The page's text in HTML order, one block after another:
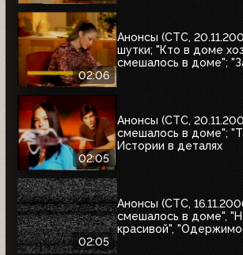
02:06
Анонсы (СТС,
шутки; "Кто в доме
смешалось в доме";
02:05
Анонсы (СТС,
смешалось в доме";
Истории в деталях
02:05
Анонсы (СТС,
смешалось в доме",
красивой",